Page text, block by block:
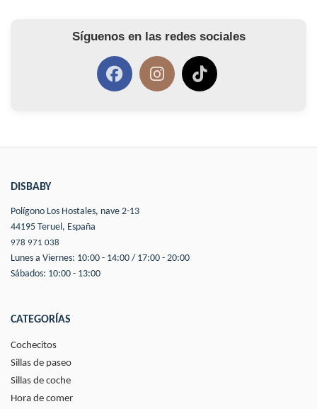
Síguenos en las redes sociales
DISBABY
Polígono Los Hostales, nave 2-13
44195 Teruel, España
978 971 038
Lunes a Viernes: 10:00 - 14:00 / 17:00 - 20:00
Sábados: 10:00 - 13:00
CATEGORÍAS
Cochecitos
Sillas de paseo
Sillas de coche
Hora de comer